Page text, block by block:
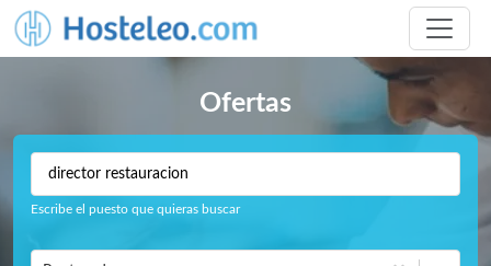
Ofertas
Escribe el puesto que quieras buscar